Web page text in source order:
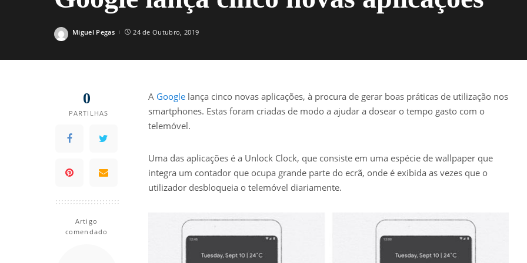
Posted
Miguel Pegas 24 de Outubro, 2019
0
PARTILHAS
Artigo
comendado
A Google lança cinco novas aplicações, à procura de gerar boas práticas de utilização nos
smartphones. Estas foram criadas de modo a ajudar a dosear o tempo gasto com o
telemóvel.
Uma das aplicações é a Unlock Clock, que consiste em uma espécie de wallpaper que
integra um contador que ocupa grande parte do ecrã, onde é exibida as vezes que o
utilizador desbloqueia o telemóvel diariamente.